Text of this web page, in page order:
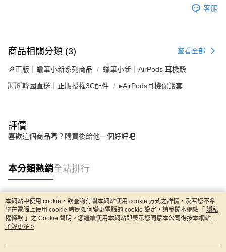
客服
商品相關分類 (3) 查看全部
🔎正版｜蠟筆小新系列商品 蠟筆小新｜AirPods 耳機殼
🇰🇷韓國直送｜正版授權3C配件 ▸AirPods耳機保護套
評價
喜歡這個商品嗎？購買後給他一個好評吧
本分類熱銷全站排行
熱門標籤
本網站中使用 cookie，欲查詢有關本網站使用 cookie 方式之詳情，及若您不希
望在電腦上使用 cookie 時應如何變更電腦的 cookie 設定，請參閱本網站「 隱私
權條款 」之 Cookie 聲明。您繼續使用本網站即表示您同意本公司得按本網站使
用條款之 Cookie 聲明使用 cookie。
了解更多 >